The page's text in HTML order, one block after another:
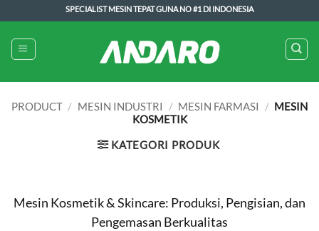
to
content
SPECIALIST MESIN TEPAT GUNA NO #1 DI INDONESIA
PRODUCT / MESIN INDUSTRI / MESIN FARMASI / MESIN
KOSMETIK
KATEGORI PRODUK
Mesin Kosmetik & Skincare: Produksi, Pengisian, dan
Pengemasan Berkualitas